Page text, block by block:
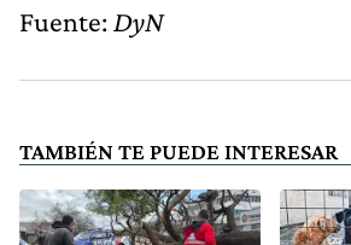
Fuente: DyN
TAMBIÉN TE PUEDE INTERESAR